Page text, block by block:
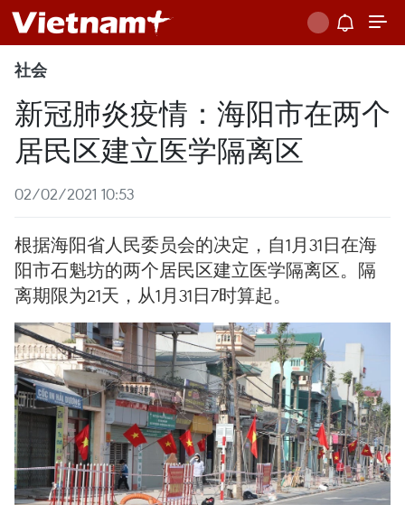
社会
新冠肺炎疫情：海阳市在两个
居民区建立医学隔离区
02/02/2021 10:53
根据海阳省人民委员会的决定，自1月31日在海
阳市石魁坊的两个居民区建立医学隔离区。隔
离期限为21天，从1月31日7时算起。